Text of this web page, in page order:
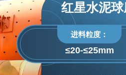
红星水泥
进料粒度：
≤20-≤25mm